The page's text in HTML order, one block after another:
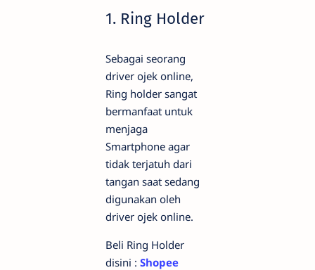
1. Ring Holder
Sebagai seorang
driver ojek online,
Ring holder sangat
bermanfaat untuk
menjaga
Smartphone agar
tidak terjatuh dari
tangan saat sedang
digunakan oleh
driver ojek online.
Beli Ring Holder
disini : Shopee